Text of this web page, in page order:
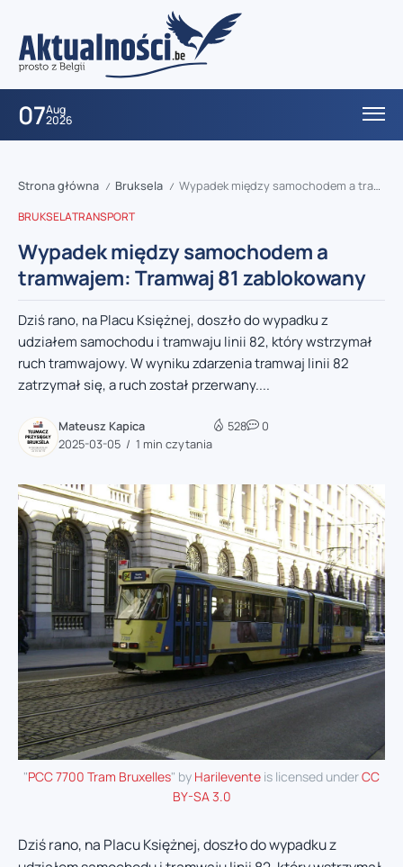
07Aug
2026
Strona główna / Bruksela / Wypadek między samochodem a tramwajem: Tramwaj 81 zablokowany
BRUKSELATRANSPORT
Wypadek między samochodem a
tramwajem: Tramwaj 81 zablokowany
Dziś rano, na Placu Księżnej, doszło do wypadku z
udziałem samochodu i tramwaju linii 82, który wstrzymał
ruch tramwajowy. W wyniku zdarzenia tramwaj linii 82
zatrzymał się, a ruch został przerwany....
Mateusz Kapica
2025-03-05
1 min czytania
528 0
"PCC 7700 Tram Bruxelles" by Harilevente is licensed underCC
BY-SA 3.0
Dziś rano, na Placu Księżnej, doszło do wypadku z